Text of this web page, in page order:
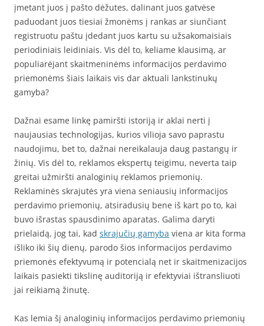
įmetant juos į pašto dėžutes, dalinant juos gatvėse
paduodant juos tiesiai žmonėms į rankas ar siunčiant
registruotu paštu įdedant juos kartu su užsakomaisiais
periodiniais leidiniais. Vis dėl to, keliame klausimą, ar
populiarėjant skaitmeninėms informacijos perdavimo
priemonėms šiais laikais vis dar aktuali lankstinukų
gamyba?
Dažnai esame linkę pamiršti istoriją ir aklai nerti į
naujausias technologijas, kurios vilioja savo paprastu
naudojimu, bet to, dažnai nereikalauja daug pastangų ir
žinių. Vis dėl to, reklamos ekspertų teigimu, neverta taip
greitai užmiršti analoginių reklamos priemonių.
Reklaminės skrajutės yra viena seniausių informacijos
perdavimo priemonių, atsiradusių bene iš kart po to, kai
buvo išrastas spausdinimo aparatas. Galima daryti
prielaidą, jog tai, kad skrajučių gamyba viena ar kita forma
išliko iki šių dienų, parodo šios informacijos perdavimo
priemonės efektyvumą ir potencialą net ir skaitmenizacijos
laikais pasiekti tikslinę auditoriją ir efektyviai ištransliuoti
jai reikiamą žinutę.
Kas lemia šį analoginių informacijos perdavimo priemonių